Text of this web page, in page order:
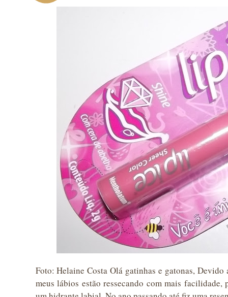
Foto: Helaine Costa Olá gatinhas e gatonas,
meus lábios estão ressecando com mais